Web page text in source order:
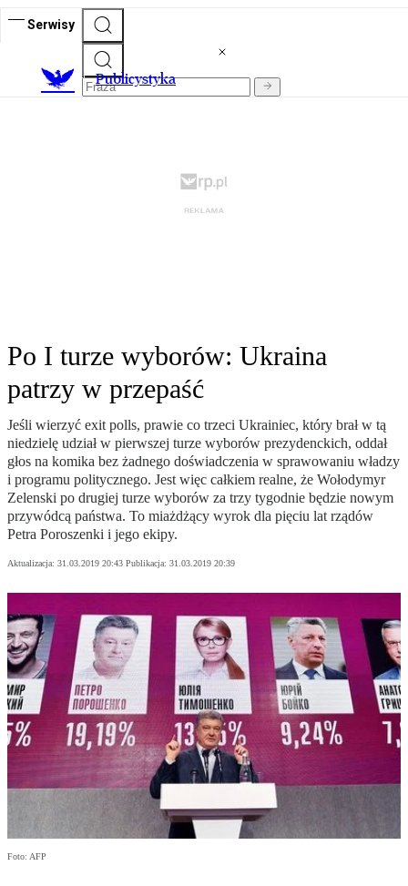
Serwisy
Publicystyka
Po I turze wyborów: Ukraina
patrzy w przepaść
Jeśli wierzyć exit polls, prawie co trzeci Ukrainiec, który brał w tą
niedzielę udział w pierwszej turze wyborów prezydenckich, oddał
głos na komika bez żadnego doświadczenia w sprawowaniu władzy
i programu politycznego. Jest więc całkiem realne, że Wołodymyr
Zelenski po drugiej turze wyborów za trzy tygodnie będzie nowym
przywódcą państwa. To miażdżący wyrok dla pięciu lat rządów
Petra Poroszenki i jego ekipy.
Aktualizacja: 31.03.2019 20:43 Publikacja: 31.03.2019 20:39
Foto: AFP